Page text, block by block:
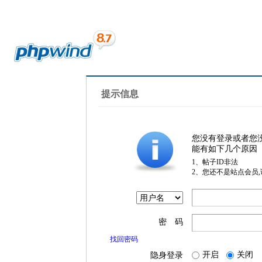
提示信息
您没有登录或者您
能有如下几个原因
1、帖子ID非法
2、您还不是站点会员
密 码
找回密码
隐身登录 开启 关闭